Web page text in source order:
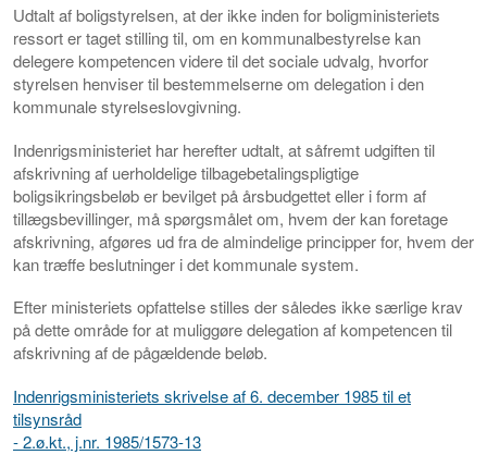
Udtalt af boligstyrelsen, at der ikke inden for boligministeriets
ressort er taget stilling til, om en kommunalbestyrelse kan
delegere kompetencen videre til det sociale udvalg, hvorfor
styrelsen henviser til bestemmelserne om delegation i den
kommunale styrelseslovgivning.
Indenrigsministeriet har herefter udtalt, at såfremt udgiften til
afskrivning af uerholdelige tilbagebetalingspligtige
boligsikringsbeløb er bevilget på årsbudgettet eller i form af
tillægsbevillinger, må spørgsmålet om, hvem der kan foretage
afskrivning, afgøres ud fra de almindelige principper for, hvem der
kan træffe beslutninger i det kommunale system.
Efter ministeriets opfattelse stilles der således ikke særlige krav
på dette område for at muliggøre delegation af kompetencen til
afskrivning af de pågældende beløb.
Indenrigsministeriets skrivelse af 6. december 1985 til et
tilsynsråd
- 2.ø.kt., j.nr. 1985/1573-13